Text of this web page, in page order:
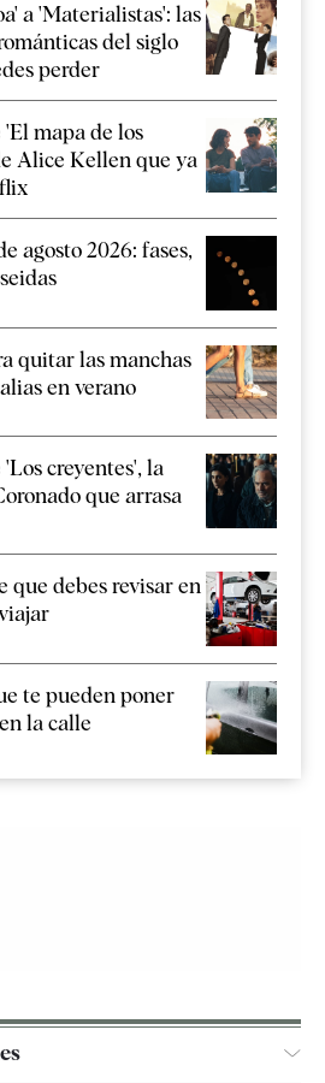
a 'Materialistas': las
del siglo
perder
mapa de los
Alice Kellen que ya
agosto 2026: fases,
quitar las manchas
en verano
creyentes', la
que arrasa
que debes revisar en
te pueden poner
la calle